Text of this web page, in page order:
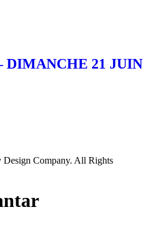
DIMANCHE 21 JUIN
Company. All Rights